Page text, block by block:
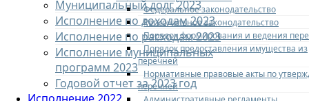
Федеральное законодательство
Региональное законодательство
Порядок формирования и ведения
Порядок предоставления имущества из
перечней
Нормативные правовые акты по
перечней
Муниципальный долг 2023
Исполнение по доходам 2023
Исполнение по расходам 2023
Исполнение муниципальных
программ 2023
Годовой отчет за 2023 год